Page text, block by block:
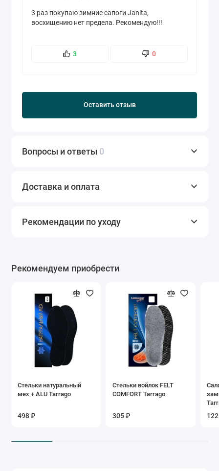
3 раз покупаю зимние сапоги Janita,
восхищению нет предела. Рекомендую!!!
3 0
Оставить отзыв
Вопросы и ответы 0
Доставка и оплата
Рекомендации по уходу
Рекомендуем приобрести
Стельки натуральный
мех + ALU Tarrago
498 ₽
Стельки войлок FELT
COMFORT Tarrago
305 ₽